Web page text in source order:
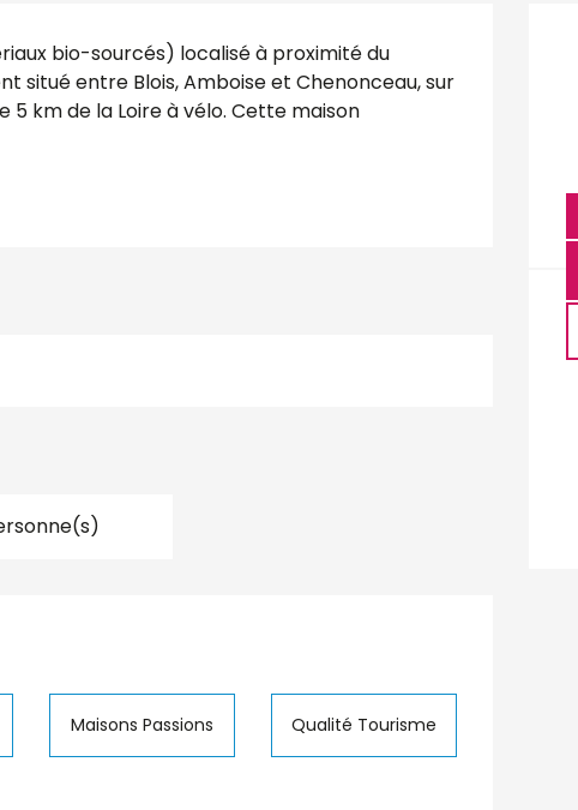
bio-sourcés) localisé à proximité du
situé entre Blois, Amboise et Chenonceau, sur
5 km de la Loire à vélo. Cette maison
Maisons Passions Qualité Tourisme